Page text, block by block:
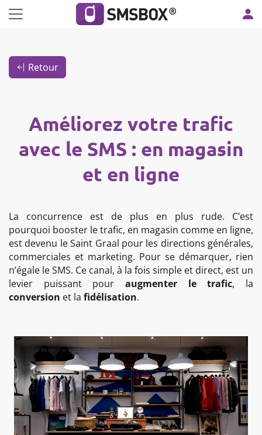
Panneau de gestion des cookies
Retour
Améliorez votre trafic
avec le SMS : en magasin
et en ligne
La concurrence est de plus en plus rude. C’est
pourquoi booster le trafic, en magasin comme en ligne,
est devenu le Saint Graal pour les directions générales,
commerciales et marketing. Pour se démarquer, rien
n’égale le SMS. Ce canal, à la fois simple et direct, est un
levier puissant pour augmenter le trafic, la
conversion et la fidélisation.